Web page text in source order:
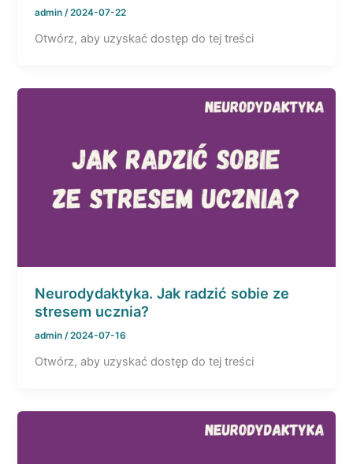
admin/2024-07-22
Otwórz, aby uzyskać dostęp do tej treści
Neurodydaktyka. Jak radzić sobie ze
stresem ucznia?
admin/2024-07-16
Otwórz, aby uzyskać dostęp do tej treści